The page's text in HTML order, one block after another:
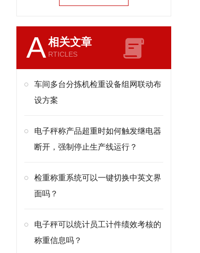
A相关文章
RTICLES
车间多台分拣机检重设备组网联动布
设方案
电子秤称产品超重时如何触发继电器
断开，强制停止生产线运行？
检重称重系统可以一键切换中英文界
面吗？
电子秤可以统计员工计件绩效考核的
称重信息吗？